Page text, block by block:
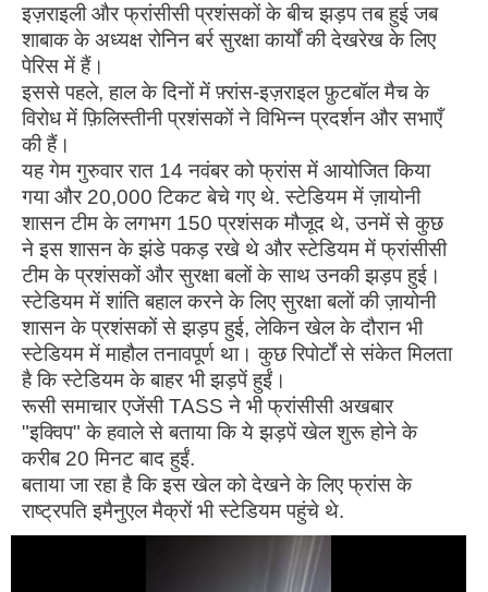
इज़राइली और फ्रांसीसी प्रशंसकों के बीच झड़प तब हुई जब
शाबाक के अध्यक्ष रोनिन बर्र सुरक्षा कार्यों की देखरेख के लिए
पेरिस में हैं।
इससे पहले, हाल के दिनों में फ़्रांस-इज़राइल फ़ुटबॉल मैच के
विरोध में फ़िलिस्तीनी प्रशंसकों ने विभिन्न प्रदर्शन और सभाएँ
की हैं।
यह गेम गुरुवार रात 14 नवंबर को फ्रांस में आयोजित किया
गया और 20,000 टिकट बेचे गए थे. स्टेडियम में ज़ायोनी
शासन टीम के लगभग 150 प्रशंसक मौजूद थे, उनमें से कुछ
ने इस शासन के झंडे पकड़ रखे थे और स्टेडियम में फ्रांसीसी
टीम के प्रशंसकों और सुरक्षा बलों के साथ उनकी झड़प हुई।
स्टेडियम में शांति बहाल करने के लिए सुरक्षा बलों की ज़ायोनी
शासन के प्रशंसकों से झड़प हुई, लेकिन खेल के दौरान भी
स्टेडियम में माहौल तनावपूर्ण था। कुछ रिपोर्टों से संकेत मिलता
है कि स्टेडियम के बाहर भी झड़पें हुईं।
रूसी समाचार एजेंसी TASS ने भी फ्रांसीसी अखबार
"इक्विप" के हवाले से बताया कि ये झड़पें खेल शुरू होने के
करीब 20 मिनट बाद हुईं.
बताया जा रहा है कि इस खेल को देखने के लिए फ्रांस के
राष्ट्रपति इमैनुएल मैक्रों भी स्टेडियम पहुंचे थे.